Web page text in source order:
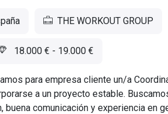
THE WORKOUT GROUP
18.000 € - 19.000 €
para empresa cliente un/a
a un proyecto estable.
buena comunicación y experiencia en